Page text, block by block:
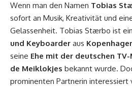
Wenn man den Namen Tobias
sofort an Musik, Kreativität und
Gelassenheit. Tobias Stærbo ist ein
und Keyboarder aus
seine Ehe mit der deutschen
de Meiklokjes bekannt wurde.
prominenten Partnerin interessiert